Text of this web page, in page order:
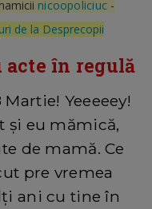
nicoopoliciuc-
de la Desprecopii
acte în regulă
Yeeeeey!
și eu mămică,
de mamă. Ce
pre vremea
ani cu tine în